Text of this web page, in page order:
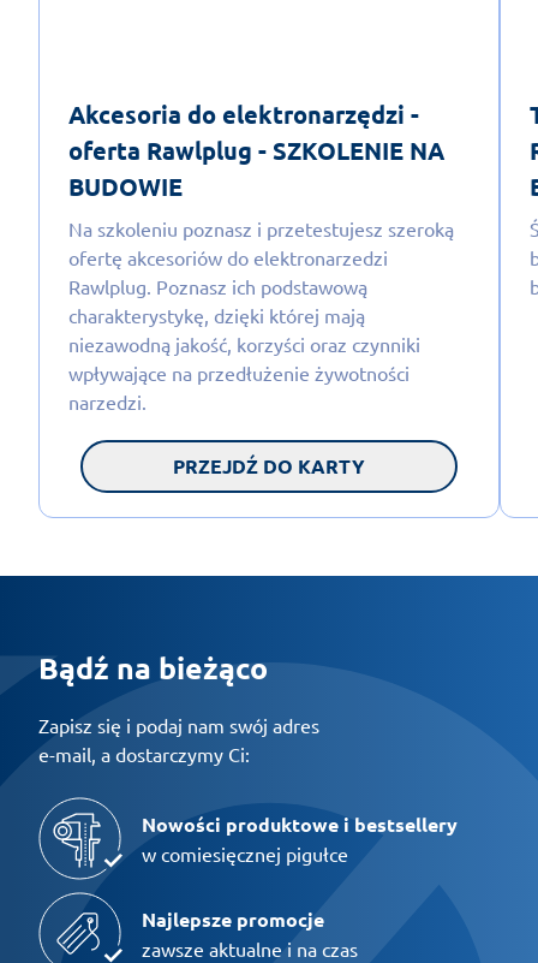
Akcesoria do elektronarzędzi -
oferta Rawlplug - SZKOLENIE NA
BUDOWIE
Na szkoleniu poznasz i przetestujesz szeroką
ofertę akcesoriów do elektronarzedzi
Rawlplug. Poznasz ich podstawową
charakterystykę, dzięki której mają
niezawodną jakość, korzyści oraz czynniki
wpływające na przedłużenie żywotności
narzedzi.
PRZEJDŹ DO KARTY
Bądź na bieżąco
Zapisz się i podaj nam swój adres
e-mail, a dostarczymy Ci:
Nowości produktowe i bestsellery
w comiesięcznej pigułce
Najlepsze promocje
zawsze aktualne i na czas